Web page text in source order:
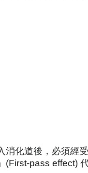
化道後，必須經
pass effect)